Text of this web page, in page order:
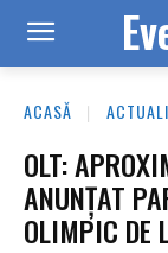
ACASĂ
OLT:
ANUNŢAT
OLIMPIC DE